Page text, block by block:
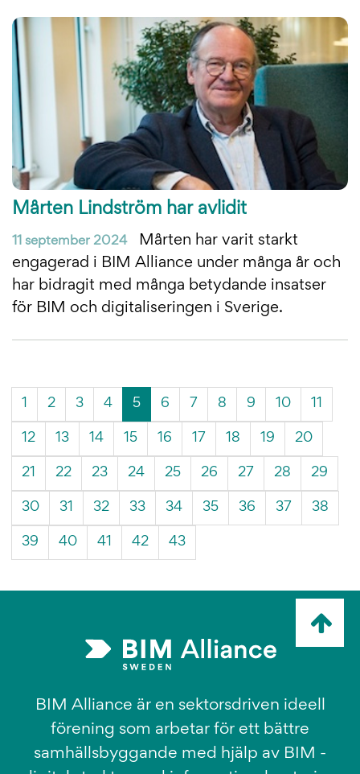
Mårten Lindström har avlidit
11 september 2024
Mårten har varit starkt
engagerad i BIM Alliance under många år och
har bidragit med många betydande insatser
för BIM och digitaliseringen i Sverige.
1 2 3 4 5(Aktuell
sida)
6 7 8 9 10 11
12 13 14 15 16 17 18 19 20
21 22 23 24 25 26 27 28 29
30 31 32 33 34 35 36 37 38
39 40 41 42 43
mig
BIM Alliance är en sektorsdriven ideell
förening som arbetar för ett bättre
samhällsbyggande med hjälp av BIM -